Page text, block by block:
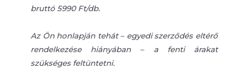
bruttó 5990 Ft/db.
Az Ön honlapján tehát – egyedi szerződés eltérő
rendelkezése hiányában – a fenti árakat
szükséges feltüntetni.